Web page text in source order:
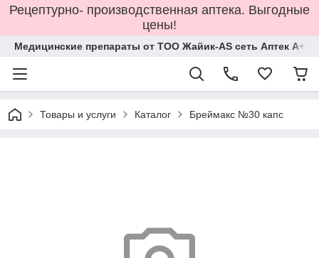
Рецептурно- производственная аптека. Выгодные
цены!
Медицинские препараты от ТОО Жайик-AS сеть Аптек А+
Товары и услуги Каталог Бреймакс №30 капс